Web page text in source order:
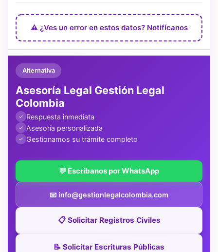
⚠️ ¿Ves un error en estos datos? Notifícanos
Alternativa
Asesoría Legal Gestión Legal
Colombia
✓ Respuesta inmediata
✓ Asesoría personalizada
✓ Gestionamos su trámite completo
💬 Escríbanos por WhatsApp
📧 info@gestionlegalcolombia.com
📋 Solicitar Registros Civiles
📝 Solicitar Escrituras Públicas